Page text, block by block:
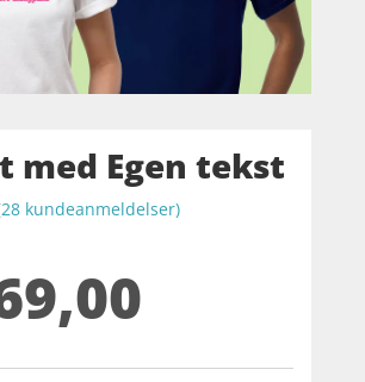
med Egen tekst
28 kundeanmeldelser)